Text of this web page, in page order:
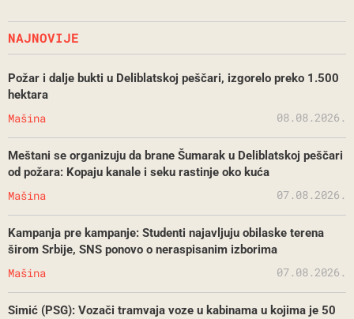
NAJNOVIJE
Požar i dalje bukti u Deliblatskoj peščari, izgorelo preko 1.500
hektara
Mašina 08.08.2026.
Meštani se organizuju da brane Šumarak u Deliblatskoj peščari
od požara: Kopaju kanale i seku rastinje oko kuća
Mašina 07.08.2026.
Kampanja pre kampanje: Studenti najavljuju obilaske terena
širom Srbije, SNS ponovo o neraspisanim izborima
Mašina 07.08.2026.
Simić (PSG): Vozači tramvaja voze u kabinama u kojima je 50